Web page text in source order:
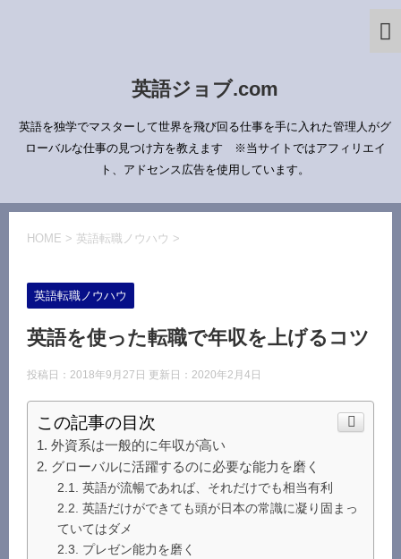
英語ジョブ.com
英語を独学でマスターして世界を飛び回る仕事を手に入れた管理人がグ
ローバルな仕事の見つけ方を教えます ※当サイトではアフィリエイ
ト、アドセンス広告を使用しています。
HOME > 英語転職ノウハウ >
英語転職ノウハウ
英語を使った転職で年収を上げるコツ
投稿日：2018年9月27日 更新日： 2020年2月4日
この記事の目次
外資系は一般的に年収が高い
グローバルに活躍するのに必要な能力を磨く
英語が流暢であれば、それだけでも相当有利
英語だけができても頭が日本の常識に凝り固まっ
ていてはダメ
プレゼン能力を磨く